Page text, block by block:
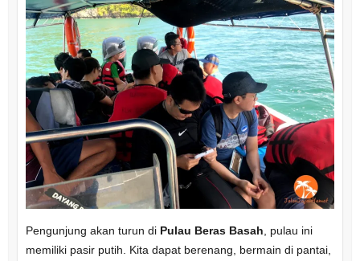
Pengunjung akan turun di Pulau Beras Basah , pulau ini
memiliki pasir putih. Kita dapat berenang, bermain di pantai,